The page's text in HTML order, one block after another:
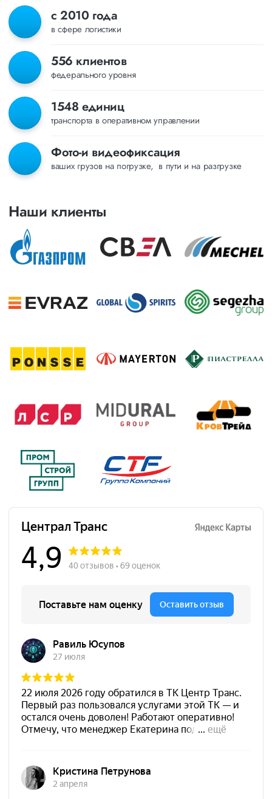
с 2010 года
в сфере логистики
556 клиентов
федерального уровня
1548 единиц
транспорта в оперативном управлении
Фото-и видеофиксация
ваших грузов на погрузке, в пути и на разгрузке
Наши клиенты